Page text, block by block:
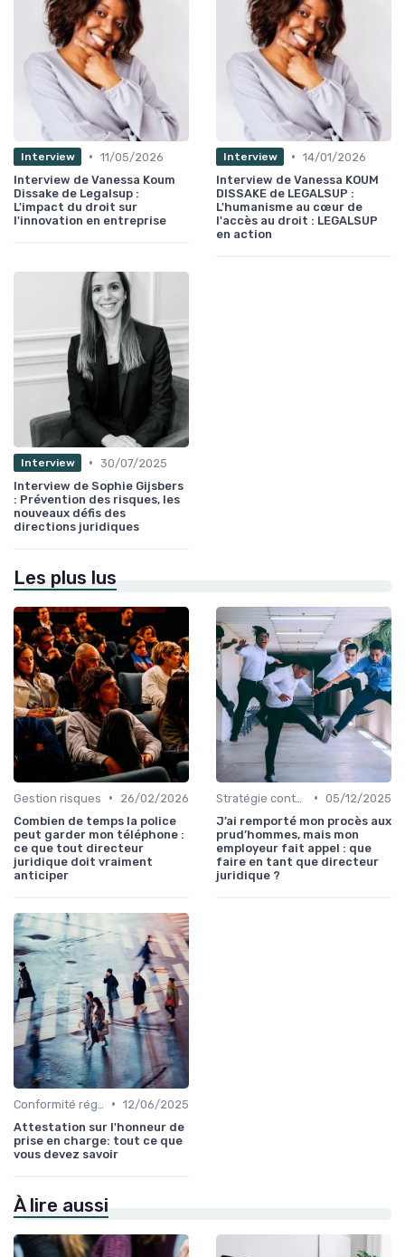
Interview • 11/05/2026
Interview de Vanessa Koum
Dissake de Legalsup :
L'impact du droit sur
l'innovation en entreprise
Interview • 14/01/2026
Interview de Vanessa KOUM
DISSAKE de LEGALSUP :
L'humanisme au cœur de
l'accès au droit : LEGALSUP
en action
Interview • 30/07/2025
Interview de Sophie Gijsbers
: Prévention des risques, les
nouveaux défis des
directions juridiques
Les plus lus
Gestion risques •
26/02/2026
Combien de temps la police
peut garder mon téléphone :
ce que tout directeur
juridique doit vraiment
anticiper
• 05/12/2025
J’ai remporté mon procès aux
prud’hommes, mais mon
employeur fait appel : que
faire en tant que directeur
juridique ?
• 12/06/2025
Attestation sur l'honneur de
prise en charge: tout ce que
vous devez savoir
À lire aussi